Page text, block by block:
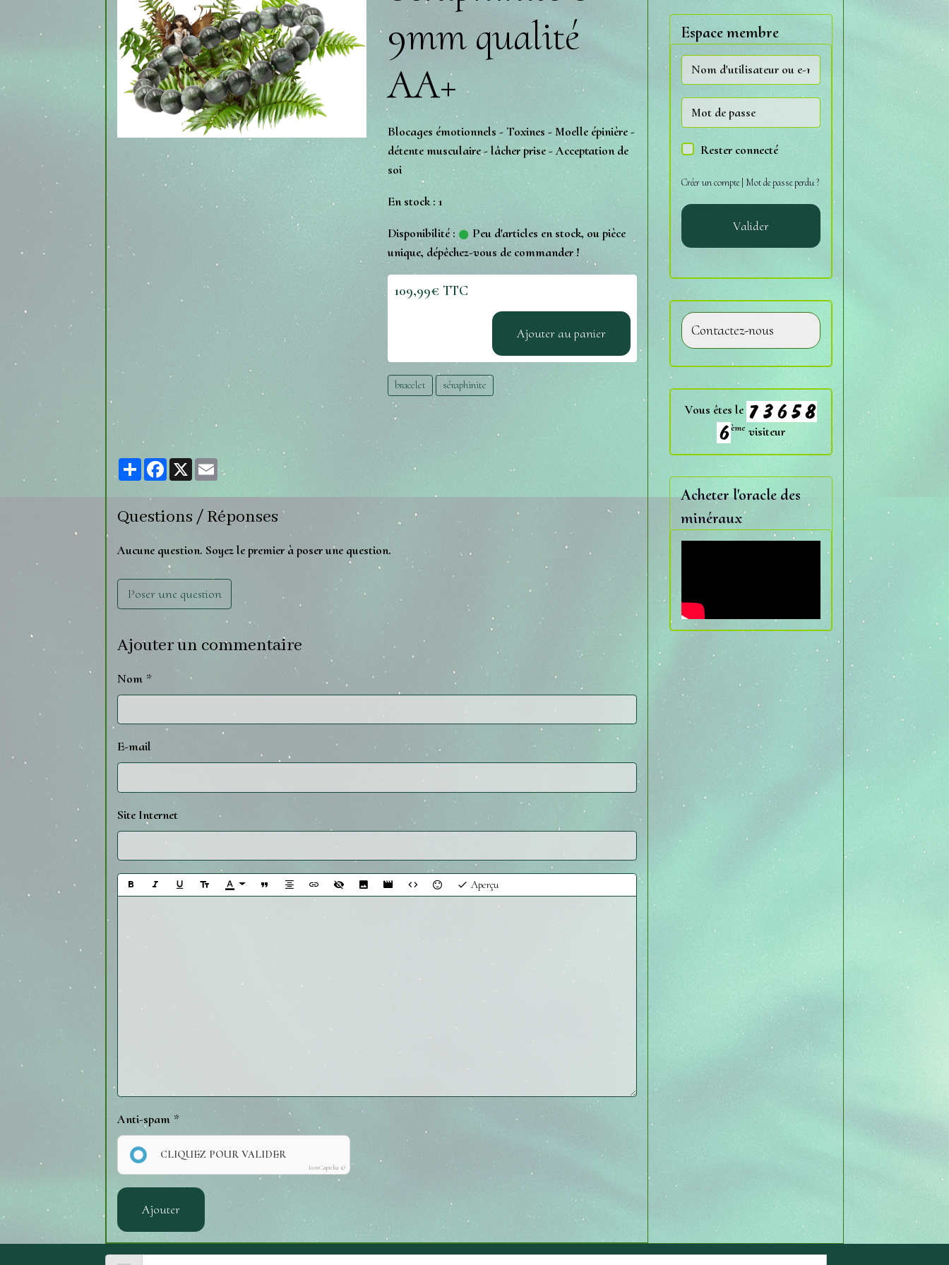
9mm qualité
AA+
Blocages émotionnels - Toxines - Moelle épinière -
détente musculaire - lâcher prise - Acceptation de
soi
En stock : 1
Disponibilité :
Peu d'articles en stock, ou pièce
unique, dépêchez-vous de commander !
109,99€ TTC
Ajouter au panier
bracelet séraphinite
PartagerFacebook
X
Questions / Réponses
Aucune question. Soyez le premier à poser une question.
Poser une question
Ajouter un commentaire
Nom
E-mail
Site Internet
Aperçu
Anti-spam
CLIQUEZ POUR VALIDER
IconCaptcha ©
Ajouter
Espace membre
Rester connecté
Créer un compte| Mot de passe perdu ?
Valider
Contactez-nous
Vous êtes le
ème visiteur
Acheter l'oracle des
minéraux